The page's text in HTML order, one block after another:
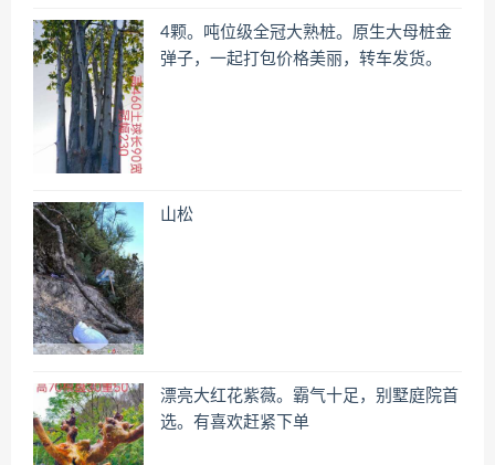
4颗。吨位级全冠大熟桩。原生大母桩金
弹子，一起打包价格美丽，转车发货。
山松
漂亮大红花紫薇。霸气十足，别墅庭院首
选。有喜欢赶紧下单